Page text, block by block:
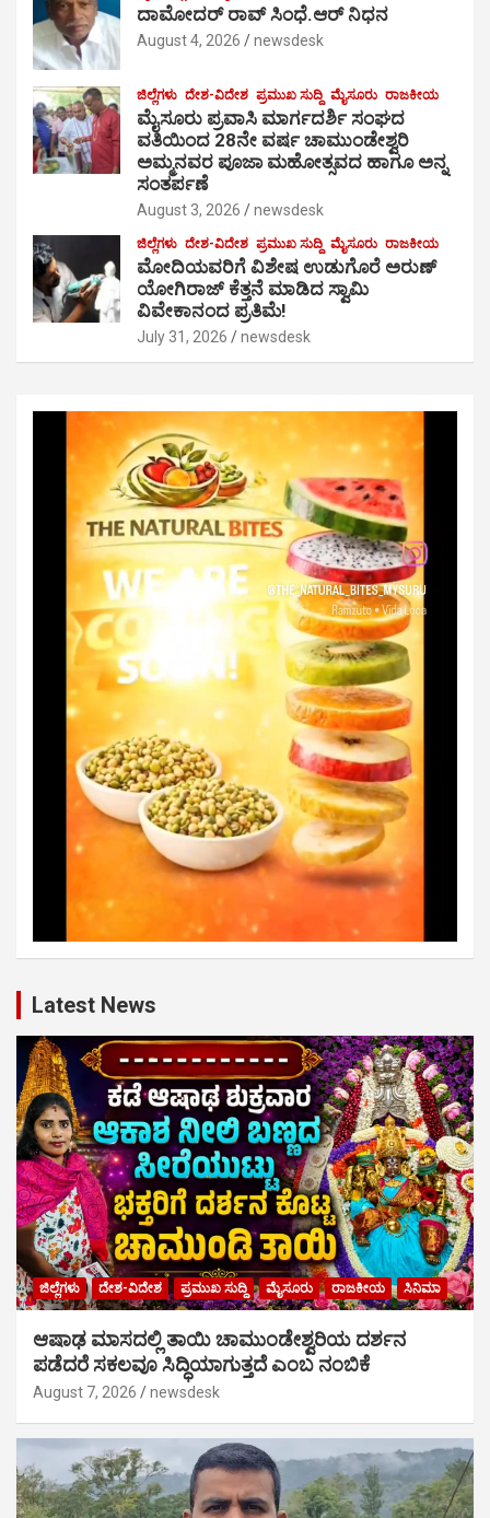
ದಾಮೋದರ್ ರಾವ್ ಸಿಂಧೆ.ಆರ್ ನಿಧನ
August 4, 2026 newsdesk
ಜಿಲ್ಲೆಗಳು ದೇಶ-ವಿದೇಶ ಪ್ರಮುಖ ಸುದ್ದಿ ಮೈಸೂರು ರಾಜಕೀಯ
ಮೈಸೂರು ಪ್ರವಾಸಿ ಮಾರ್ಗದರ್ಶಿ ಸಂಘದ
ವತಿಯಿಂದ 28ನೇ ವರ್ಷ ಚಾಮುಂಡೇಶ್ವರಿ
ಅಮ್ಮನವರ ಪೂಜಾ ಮಹೋತ್ಸವದ ಹಾಗೂ ಅನ್ನ
ಸಂತರ್ಪಣೆ
August 3, 2026 newsdesk
ಜಿಲ್ಲೆಗಳು ದೇಶ-ವಿದೇಶ ಪ್ರಮುಖ ಸುದ್ದಿ ಮೈಸೂರು ರಾಜಕೀಯ
ಮೋದಿಯವರಿಗೆ ವಿಶೇಷ ಉಡುಗೊರೆ ಅರುಣ್
ಯೋಗಿರಾಜ್ ಕೆತ್ತನೆ ಮಾಡಿದ ಸ್ವಾಮಿ
ವಿವೇಕಾನಂದ ಪ್ರತಿಮೆ!
July 31, 2026 newsdesk
Latest News
ಜಿಲ್ಲೆಗಳು ದೇಶ-ವಿದೇಶ ಪ್ರಮುಖ ಸುದ್ದಿ ಮೈಸೂರು ರಾಜಕೀಯ ಸಿನಿಮಾ
ಆಷಾಢ ಮಾಸದಲ್ಲಿ ತಾಯಿ ಚಾಮುಂಡೇಶ್ವರಿಯ ದರ್ಶನ
ಪಡೆದರೆ ಸಕಲವೂ ಸಿದ್ಧಿಯಾಗುತ್ತದೆ ಎಂಬ ನಂಬಿಕೆ
August 7, 2026 newsdesk